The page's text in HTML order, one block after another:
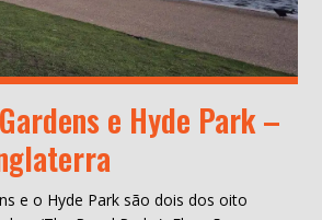
e Hyde Park –
e o Hyde Park são dois dos oito